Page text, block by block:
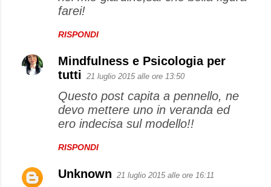
t
farei!
RISPONDI
Mindfulness e Psicologia per
tutti 21 luglio 2015 alle ore 13:50
Questo post capita a pennello, ne
devo mettere uno in veranda ed
ero indecisa sul modello!!
RISPONDI
Unknown 21 luglio 2015 alle ore 16:11